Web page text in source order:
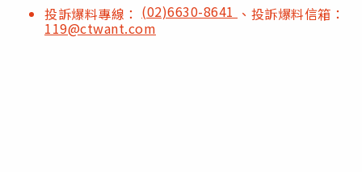
投訴爆料專線： (02)6630-8641 、投訴爆料信箱：
119@ctwant.com